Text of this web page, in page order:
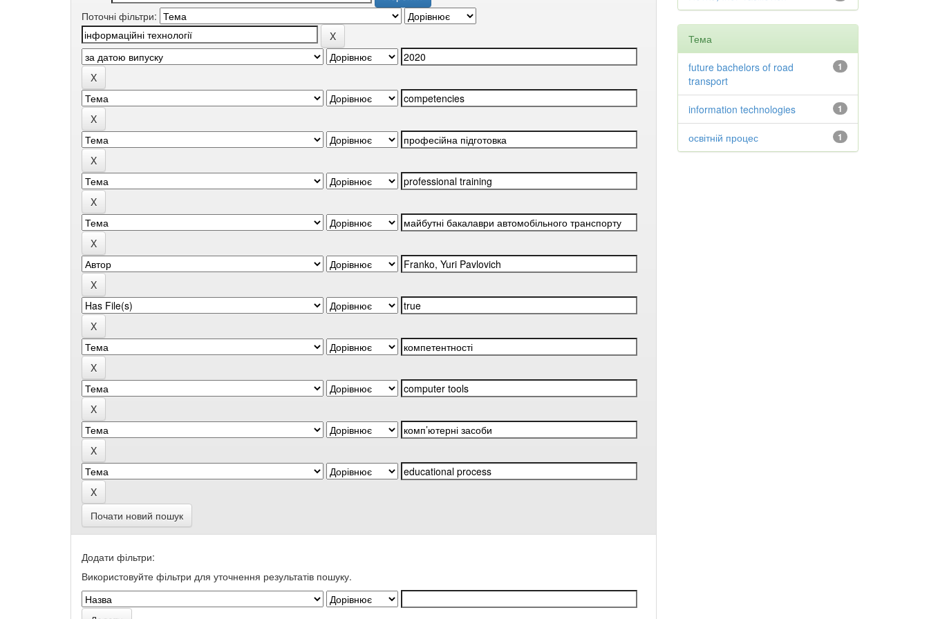
Поточні фільтри:
Почати новий пошук
Додати фільтри:
Використовуйте фільтри для уточнення результатів пошуку.
Тема
1
future bachelors of road
transport
1
information technologies
1
освітній процес